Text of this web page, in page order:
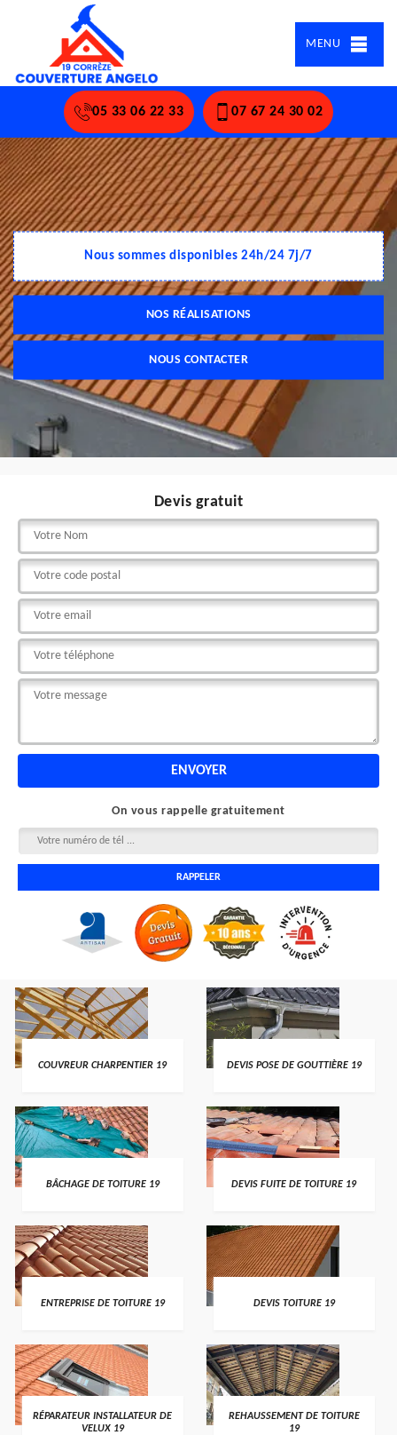
MENU
05 33 06 22 33 07 67 24 30 02
Nous sommes disponibles 24h/24 7j/7
NOS RÉALISATIONS
NOUS CONTACTER
Devis gratuit
On vous rappelle gratuitement
COUVREUR CHARPENTIER 19 DEVIS POSE DE GOUTTIÈRE 19
BÂCHAGE DE TOITURE 19 DEVIS FUITE DE TOITURE 19
ENTREPRISE DE TOITURE 19 DEVIS TOITURE 19
RÉPARATEUR INSTALLATEUR DE
VELUX 19
REHAUSSEMENT DE TOITURE
19